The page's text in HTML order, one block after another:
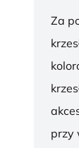
Za
przy